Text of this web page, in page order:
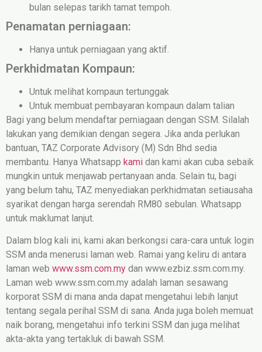
bulan selepas tarikh tamat tempoh.
Penamatan perniagaan:
Hanya untuk perniagaan yang aktif.
Perkhidmatan Kompaun:
Untuk melihat kompaun tertunggak
Untuk membuat pembayaran kompaun dalam talian
Bagi yang belum mendaftar perniagaan dengan SSM. Silalah
lakukan yang demikian dengan segera. Jika anda perlukan
bantuan, TAZ Corporate Advisory (M) Sdn Bhd sedia
membantu. Hanya Whatsapp kami dan kami akan cuba sebaik
mungkin untuk menjawab pertanyaan anda. Selain tu, bagi
yang belum tahu, TAZ menyediakan perkhidmatan setiausaha
syarikat dengan harga serendah RM80 sebulan. Whatsapp
untuk maklumat lanjut.
Dalam blog kali ini, kami akan berkongsi cara-cara untuk login
SSM anda menerusi laman web. Ramai yang keliru di antara
laman web www.ssm.com.my dan www.ezbiz.ssm.com.my.
Laman web www.ssm.com.my adalah laman sesawang
korporat SSM di mana anda dapat mengetahui lebih lanjut
tentang segala perihal SSM di sana. Anda juga boleh memuat
naik borang, mengetahui info terkini SSM dan juga melihat
akta-akta yang tertakluk di bawah SSM.